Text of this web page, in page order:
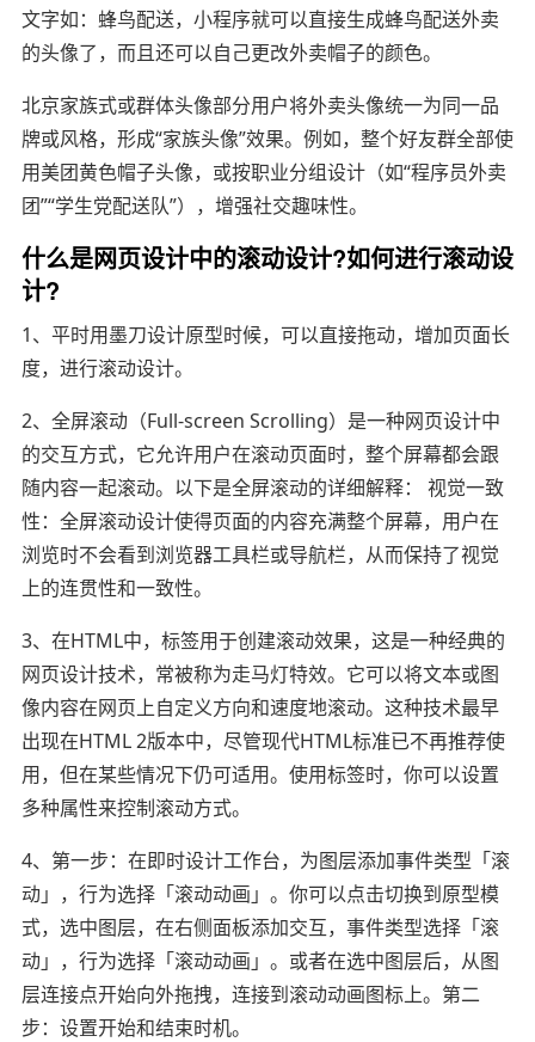
文字如：蜂鸟配送，小程序就可以直接生成蜂鸟配送外卖
的头像了，而且还可以自己更改外卖帽子的颜色。
北京家族式或群体头像部分用户将外卖头像统一为同一品
牌或风格，形成“家族头像”效果。例如，整个好友群全部使
用美团黄色帽子头像，或按职业分组设计（如“程序员外卖
团”“学生党配送队”），增强社交趣味性。
什么是网页设计中的滚动设计?如何进行滚动设
计?
1、平时用墨刀设计原型时候，可以直接拖动，增加页面长
度，进行滚动设计。
2、全屏滚动（Full-screen Scrolling）是一种网页设计中
的交互方式，它允许用户在滚动页面时，整个屏幕都会跟
随内容一起滚动。以下是全屏滚动的详细解释： 视觉一致
性：全屏滚动设计使得页面的内容充满整个屏幕，用户在
浏览时不会看到浏览器工具栏或导航栏，从而保持了视觉
上的连贯性和一致性。
3、在HTML中，标签用于创建滚动效果，这是一种经典的
网页设计技术，常被称为走马灯特效。它可以将文本或图
像内容在网页上自定义方向和速度地滚动。这种技术最早
出现在HTML 2版本中，尽管现代HTML标准已不再推荐使
用，但在某些情况下仍可适用。使用标签时，你可以设置
多种属性来控制滚动方式。
4、第一步：在即时设计工作台，为图层添加事件类型「滚
动」，行为选择「滚动动画」。你可以点击切换到原型模
式，选中图层，在右侧面板添加交互，事件类型选择「滚
动」，行为选择「滚动动画」。或者在选中图层后，从图
层连接点开始向外拖拽，连接到滚动动画图标上。第二
步：设置开始和结束时机。